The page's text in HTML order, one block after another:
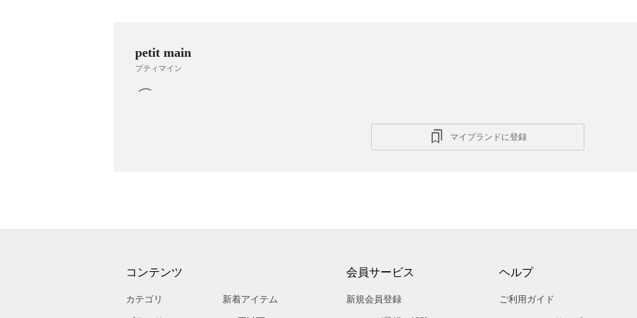
petit main
プティマイン
マイブランドに登録
コンテンツ
カテゴリ 新着アイテム
会員サービス
新規会員登録
ヘルプ
ご利用ガイド